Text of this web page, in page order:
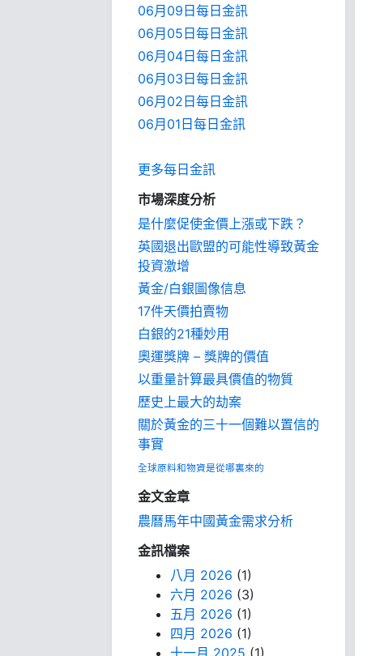
06月09日每日金訊
06月05日每日金訊
06月04日每日金訊
06月03日每日金訊
06月02日每日金訊
06月01日每日金訊
更多每日金訊
市場深度分析
是什麼促使金價上漲或下跌？
英國退出歐盟的可能性導致黃金
投資激增
黃金/白銀圖像信息
17件天價拍賣物
白銀的21種妙用
奧運獎牌 – 獎牌的價值
以重量計算最具價值的物質
歷史上最大的劫案
關於黃金的三十一個難以置信的
事實
全球原料和物資是從哪裏來的
金文金章
農曆馬年中國黃金需求分析
金訊檔案
八月 2026 (1)
六月 2026 (3)
五月 2026 (1)
四月 2026 (1)
十一月 2025 (1)